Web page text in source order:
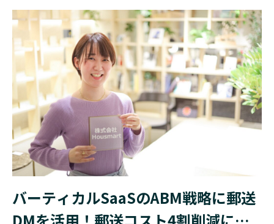
バーティカルSaaSのABM戦略に郵送
DMを活用！郵送コスト4割削減に加